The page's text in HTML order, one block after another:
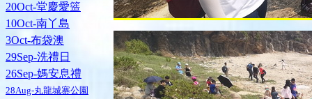
20Oct-堂慶愛簉
10Oct-南丫島
3Oct-布袋澳
29Sep-洗禮日
26Sep-媽安息禮
28Aug-丸龍城寨公園